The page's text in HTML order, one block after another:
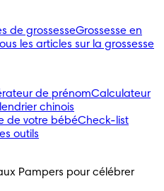
de grossesseGrossesse en
les articles sur la grossesse
de prénomCalculateur
chinois
de votre bébéCheck-list
outils
Pampers pour célébrer